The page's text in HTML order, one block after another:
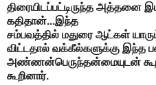
திரையிடப்பட்டிருந்த அத்தனை
கதிதான்...இந்த
சம்பவத்தில் மதுரை ஆட்கள்
விட்டதால் வக்கீல்களுக்கு இந்த
அண்ணன்பெருந்தன்மையுடன்
கூறினார்.